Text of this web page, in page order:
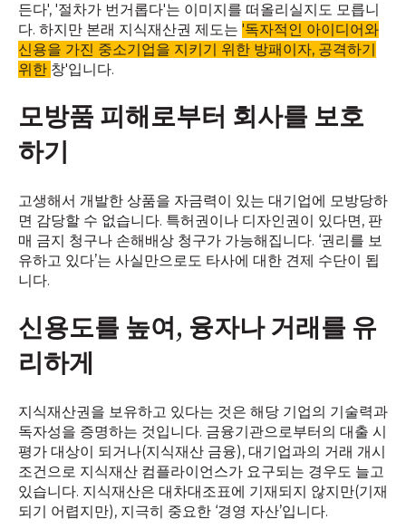
든다', '절차가 번거롭다'는 이미지를 떠올리실지도 모릅니
다. 하지만 본래 지식재산권 제도는 '독자적인 아이디어와
신용을 가진 중소기업을 지키기 위한 방패이자, 공격하기
위한 창'입니다.
모방품 피해로부터 회사를 보호
하기
고생해서 개발한 상품을 자금력이 있는 대기업에 모방당하
면 감당할 수 없습니다. 특허권이나 디자인권이 있다면, 판
매 금지 청구나 손해배상 청구가 가능해집니다. ‘권리를 보
유하고 있다’는 사실만으로도 타사에 대한 견제 수단이 됩
니다.
신용도를 높여, 융자나 거래를 유
리하게
지식재산권을 보유하고 있다는 것은 해당 기업의 기술력과
독자성을 증명하는 것입니다. 금융기관으로부터의 대출 시
평가 대상이 되거나(지식재산 금융), 대기업과의 거래 개시
조건으로 지식재산 컴플라이언스가 요구되는 경우도 늘고
있습니다. 지식재산은 대차대조표에 기재되지 않지만(기재
되기 어렵지만), 지극히 중요한 ‘경영 자산’입니다.